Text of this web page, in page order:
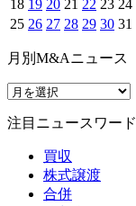
18 19 20 21 22 23 24
25 26 27 28 29 30 31
月別M&Aニュース
注目ニュースワード
買収
株式譲渡
合併